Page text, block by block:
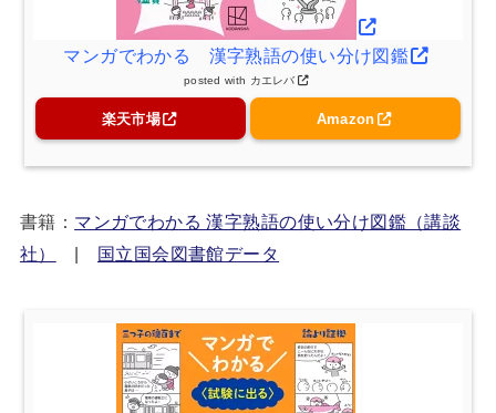
マンガでわかる 漢字熟語の使い分け図鑑
posted with カエレバ
楽天市場 Amazon
書籍： マンガでわかる 漢字熟語の使い分け図鑑（講談
社）
| 国立国会図書館データ